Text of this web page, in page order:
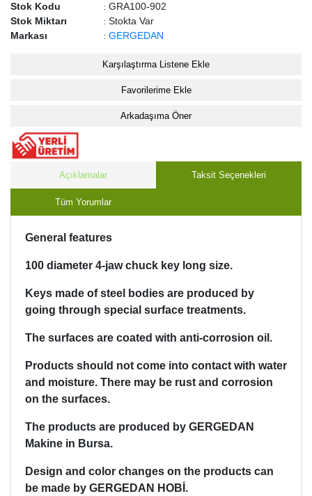
Stok Kodu
: GRA100-902
Stok Miktarı
: Stokta Var
Markası
: GERGEDAN
Karşılaştırma Listene Ekle
Favorilerime Ekle
Arkadaşıma Öner
Açıklamalar Taksit Seçenekleri
Tüm Yorumlar
General features
100 diameter 4-jaw chuck key long size.
Keys made of steel bodies are produced by
going through special surface treatments.
The surfaces are coated with anti-corrosion oil.
Products should not come into contact with water
and moisture. There may be rust and corrosion
on the surfaces.
The products are produced by GERGEDAN
Makine in Bursa.
Design and color changes on the products can
be made by GERGEDAN HOBİ.